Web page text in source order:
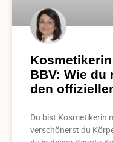
BBV: Wie du
den
Du bist Kosmetikerin
verschönerst du